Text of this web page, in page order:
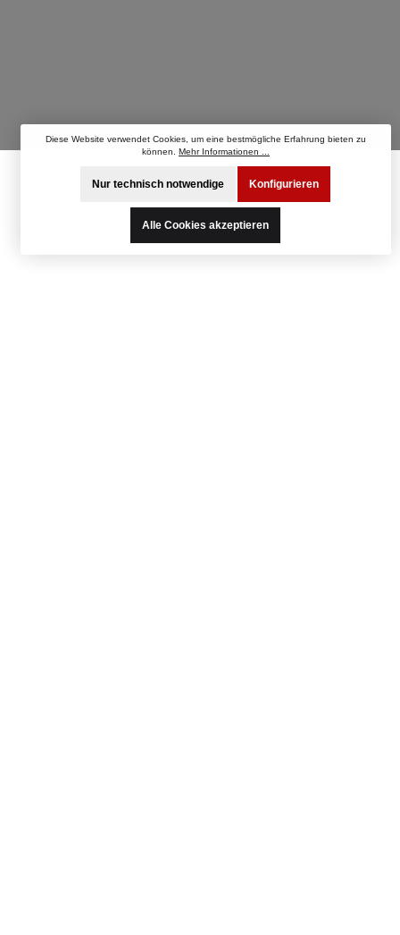
Diese Website verwendet Cookies, um eine bestmögliche Erfahrung bieten zu
können. Mehr Informationen ...
Nur technisch notwendige Konfigurieren
Alle Cookies akzeptieren